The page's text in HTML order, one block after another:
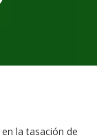
la tasación de